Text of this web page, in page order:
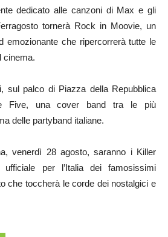
dedicato alle canzoni di Max e gli
tornerà Rock in Moovie, un
emozionante che ripercorrerà tutte le
cinema.
sul palco di Piazza della Repubblica
Five, una cover band tra le più
delle partyband italiane.
venerdì 28 agosto, saranno i Killer
ufficiale per l’Italia dei famosissimi
che toccherà le corde dei nostalgici e